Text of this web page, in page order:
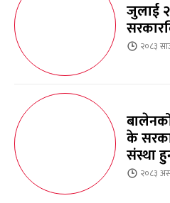
जुलाई
२०८३
के
संस्था
२०८३